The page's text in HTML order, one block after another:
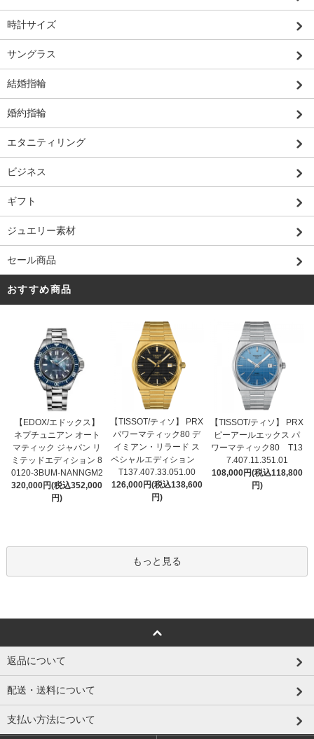
時計サイズ
サングラス
結婚指輪
婚約指輪
エタニティリング
ビジネス
ギフト
ジュエリー素材
セール商品
おすすめ商品
【EDOX/エドックス】
ネプチュニアン オート
マティック ジャパン リ
ミテッドエディション 8
0120-3BUM-NANNGM2
320,000円(税込352,000
円)
【TISSOT/ティソ】 PRX
パワーマティック80 デ
イミアン・リラード ス
ペシャルエディション
T137.407.33.051.00
126,000円(税込138,600
円)
【TISSOT/ティソ】 PRX
ピーアールエックス パ
ワーマティック80 T13
7.407.11.351.01
108,000円(税込118,800
円)
もっと見る
返品について
配送・送料について
支払い方法について